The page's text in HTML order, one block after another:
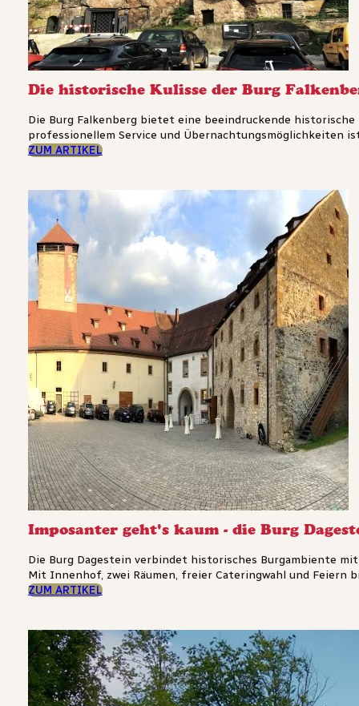
Die historische Kulisse der Burg
Die Burg Falkenberg bietet eine beeindruckende
professionellem Service und Übernachtungsmöglichkeiten
ZUM ARTIKEL
Imposanter geht's kaum - die Burg
Die Burg Dagestein verbindet historisches Burgambiente
Mit Innenhof, zwei Räumen, freier Cateringwahl und Feiern
ZUM ARTIKEL